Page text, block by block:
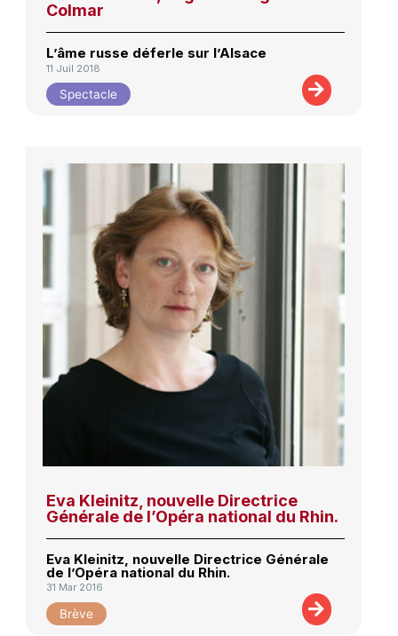
Colmar
L’âme russe déferle sur l’Alsace
11 Juil 2018
Spectacle
Eva Kleinitz, nouvelle Directrice
Générale de l’Opéra national du Rhin.
Eva Kleinitz, nouvelle Directrice Générale
de l’Opéra national du Rhin.
31 Mar 2016
Brève